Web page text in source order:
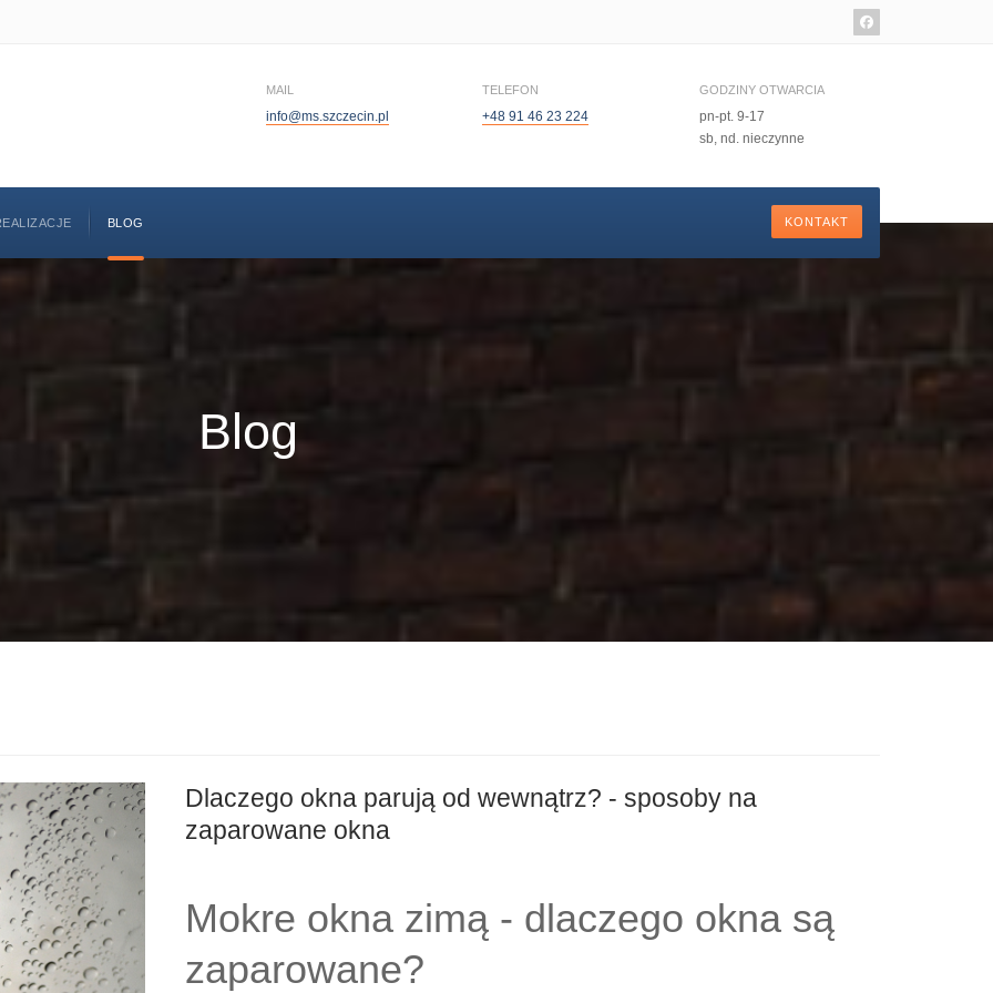
MAIL
info@ms.szczecin.pl
TELEFON
+48 91 46 23 224
GODZINY OTWARCIA
pn-pt. 9-17
sb, nd. nieczynne
BLOG KONTAKT
Blog
Dlaczego okna parują od wewnątrz? - sposoby na
zaparowane okna
Mokre okna zimą - dlaczego okna są
zaparowane?